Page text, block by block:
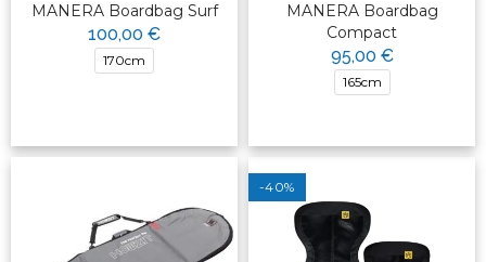
MANERA Boardbag Surf
100,00 €
170cm
MANERA Boardbag
Compact
95,00 €
165cm
-40%